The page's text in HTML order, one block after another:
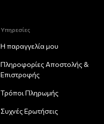
Υπηρεσίες
Η παραγγελία μου
Πληροφορίες Αποστολής &
Eπιστροφής
Τρόποι Πληρωμής
Συχνές Ερωτήσεις